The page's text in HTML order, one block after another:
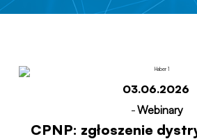
03.06.2026
-Webinary
CPNP: zgłoszenie